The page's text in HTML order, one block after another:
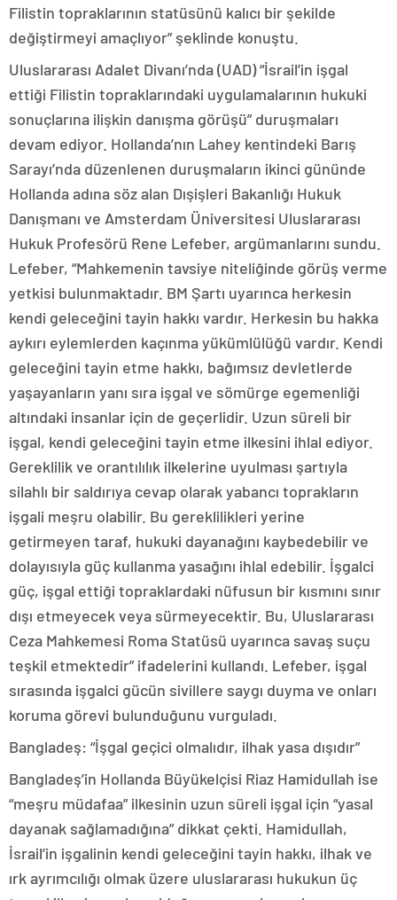
Filistin topraklarının statüsünü kalıcı bir şekilde
değiştirmeyi amaçlıyor” şeklinde konuştu.
Uluslararası Adalet Divanı’nda (UAD) “İsrail’in işgal
ettiği Filistin topraklarındaki uygulamalarının hukuki
sonuçlarına ilişkin danışma görüşü” duruşmaları
devam ediyor. Hollanda’nın Lahey kentindeki Barış
Sarayı’nda düzenlenen duruşmaların ikinci gününde
Hollanda adına söz alan Dışişleri Bakanlığı Hukuk
Danışmanı ve Amsterdam Üniversitesi Uluslararası
Hukuk Profesörü Rene Lefeber, argümanlarını sundu.
Lefeber, “Mahkemenin tavsiye niteliğinde görüş verme
yetkisi bulunmaktadır. BM Şartı uyarınca herkesin
kendi geleceğini tayin hakkı vardır. Herkesin bu hakka
aykırı eylemlerden kaçınma yükümlülüğü vardır. Kendi
geleceğini tayin etme hakkı, bağımsız devletlerde
yaşayanların yanı sıra işgal ve sömürge egemenliği
altındaki insanlar için de geçerlidir. Uzun süreli bir
işgal, kendi geleceğini tayin etme ilkesini ihlal ediyor.
Gereklilik ve orantılılık ilkelerine uyulması şartıyla
silahlı bir saldırıya cevap olarak yabancı toprakların
işgali meşru olabilir. Bu gereklilikleri yerine
getirmeyen taraf, hukuki dayanağını kaybedebilir ve
dolayısıyla güç kullanma yasağını ihlal edebilir. İşgalci
güç, işgal ettiği topraklardaki nüfusun bir kısmını sınır
dışı etmeyecek veya sürmeyecektir. Bu, Uluslararası
Ceza Mahkemesi Roma Statüsü uyarınca savaş suçu
teşkil etmektedir” ifadelerini kullandı. Lefeber, işgal
sırasında işgalci gücün sivillere saygı duyma ve onları
koruma görevi bulunduğunu vurguladı.
Bangladeş: “İşgal geçici olmalıdır, ilhak yasa dışıdır”
Bangladeş’in Hollanda Büyükelçisi Riaz Hamidullah ise
“meşru müdafaa” ilkesinin uzun süreli işgal için “yasal
dayanak sağlamadığına” dikkat çekti. Hamidullah,
İsrail’in işgalinin kendi geleceğini tayin hakkı, ilhak ve
ırk ayrımcılığı olmak üzere uluslararası hukukun üç